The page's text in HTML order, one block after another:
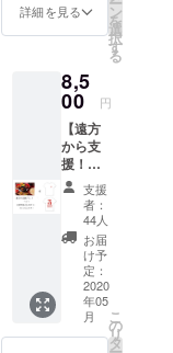
コスの
ロゴを
で、
バック
プリン
トに今
回のオ
リジナ
ルデザ
インを
プリン
トしま
す。 ＊
送料込
み ＊発
送はプ
ロジェ
ル
ホーム
メイド
サル
サ、サ
ルサ
ヴェル
デ、ワ
カモ
レ、マ
ンゴー
サルサ
グリル
チキ
ン、プ
ルド
近隣に
お住ま
い、も
遠方の
方でも
当店に
ご興味
を持っ
てくだ
さった
方、ぜ
ひこち
らのご
購入を
お願い
致しま
す！ ※
お食事
券を郵
詳細を見る ン
を
選
択
す
る
8,5
00 円
【遠方
から支
援！】
オリジ
ナルT
シャツ
+ご自宅
で楽し
めるタ
コス
キット
+オリジ
ナルス
支援
者：
44人
お届
け予
定：
2020
年05
月
こ
の
リ
タ